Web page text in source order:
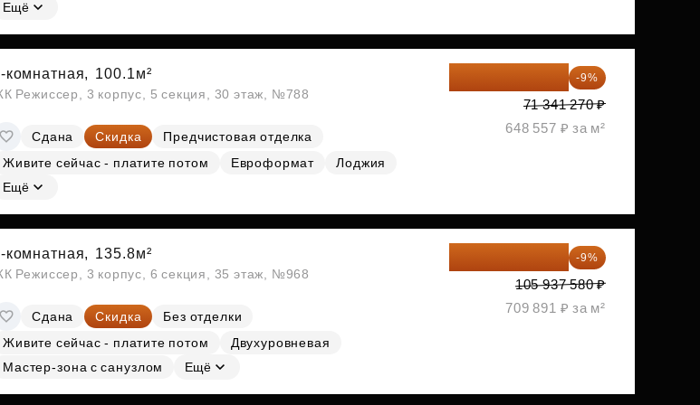
Ещё
комнатная, 100.1м²
Режиссер, 3 корпус, 5 секция, 30 этаж, №788
Сдана Скидка
Предчистовая отделка
Живите сейчас - платите потом
Евроформат
Лоджия
Ещё
64 920 556 ₽ -9%
71 341 270 ₽
648 557 ₽ за м²
комнатная, 135.8м²
Режиссер, 3 корпус, 6 секция, 35 этаж, №968
Сдана Скидка
Без отделки
Живите сейчас - платите потом
Двухуровневая
Мастер-зона с санузлом
Ещё
96 403 198 ₽ -9%
105 937 580 ₽
709 891 ₽ за м²